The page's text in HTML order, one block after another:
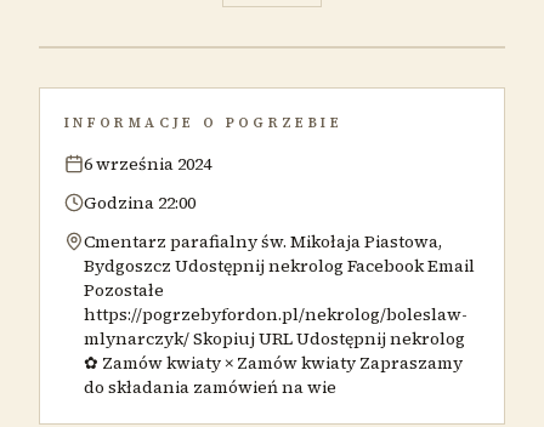
INFORMACJE O POGRZEBIE
6 września 2024
Godzina 22:00
Cmentarz parafialny św. Mikołaja Piastowa,
Bydgoszcz Udostępnij nekrolog Facebook Email
Pozostałe
https://pogrzebyfordon.pl/nekrolog/boleslaw-
mlynarczyk/ Skopiuj URL Udostępnij nekrolog
✿ Zamów kwiaty × Zamów kwiaty Zapraszamy
do składania zamówień na wie